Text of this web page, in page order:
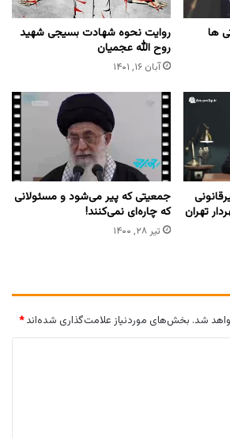
ها
روایت نحوه شهادت بسیجی شهید
روح الله عجمیان
آبان ۱۶, ۱۴۰۱
تهران
جمعیتی که پیر می‌شود و مسئولانی
که چاره‌ای نمی‌کنند!
تیر ۲۸, ۱۴۰۰
شد. بخش‌های موردنیاز علامت‌گذاری شده‌اند*